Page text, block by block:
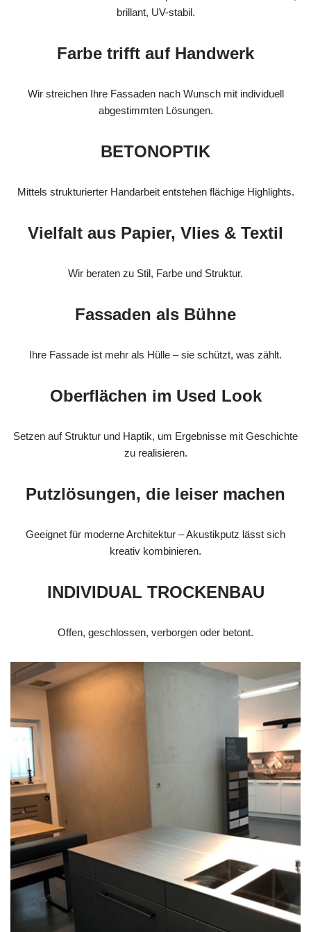
brillant, UV-stabil.
Farbe trifft auf Handwerk
Wir streichen Ihre Fassaden nach Wunsch mit individuell
abgestimmten Lösungen.
BETONOPTIK
Mittels strukturierter Handarbeit entstehen flächige Highlights.
Vielfalt aus Papier, Vlies & Textil
Wir beraten zu Stil, Farbe und Struktur.
Fassaden als Bühne
Ihre Fassade ist mehr als Hülle – sie schützt, was zählt.
Oberflächen im Used Look
Setzen auf Struktur und Haptik, um Ergebnisse mit Geschichte
zu realisieren.
Putzlösungen, die leiser machen
Geeignet für moderne Architektur – Akustikputz lässt sich
kreativ kombinieren.
INDIVIDUAL TROCKENBAU
Offen, geschlossen, verborgen oder betont.